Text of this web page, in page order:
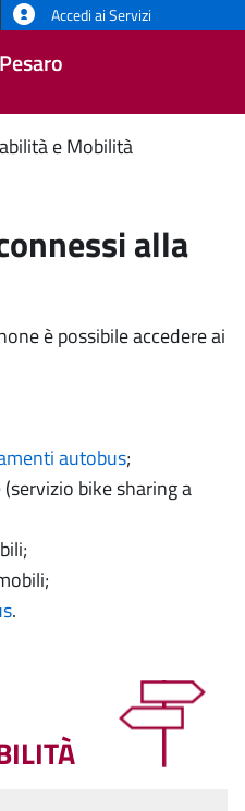
Accedi ai Servizi
e Mobilità
alla
è possibile accedere ai
autobus;
(servizio bike sharing a
.